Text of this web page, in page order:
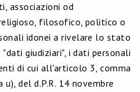
associazioni od
filosofico, politico o
idonei a rivelare lo stato
giudiziari", i dati personali
di cui all'articolo 3, comma
del d.P.R. 14 novembre